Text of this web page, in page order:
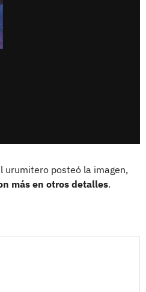
urumitero posteó la imagen,
más en otros detalles.